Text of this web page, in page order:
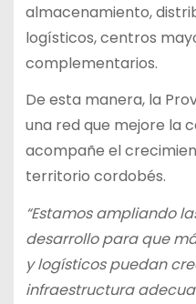
almacenamiento,
logísticos, centros
complementarios.
De esta manera, la
una red que mejore la
acompañe el
territorio cordobés.
“Estamos ampliando
desarrollo para que
y logísticos puedan
infraestructura